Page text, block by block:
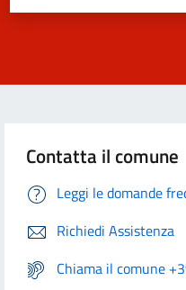
Contatta il comune
Leggi le domande
Richiedi Assistenza
Chiama il comune